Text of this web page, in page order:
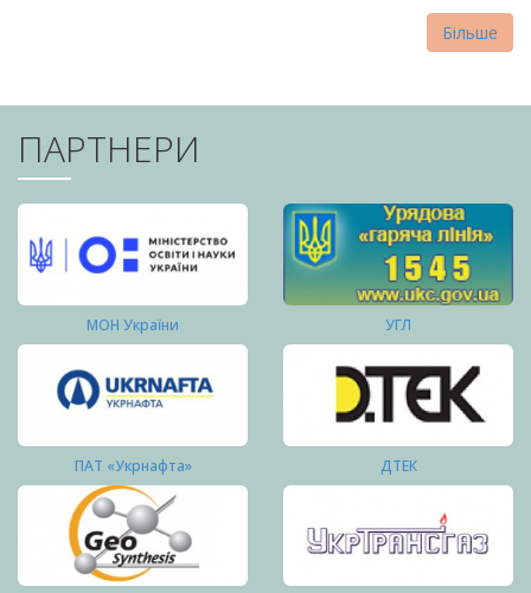
Більше
ПАРТНЕРИ
МОН України УГЛ
ПАТ «Укрнафта» ДТЕК